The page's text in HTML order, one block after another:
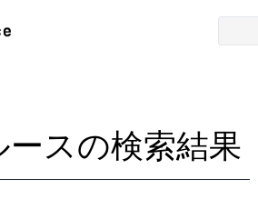
化メディア
ースの検索結果